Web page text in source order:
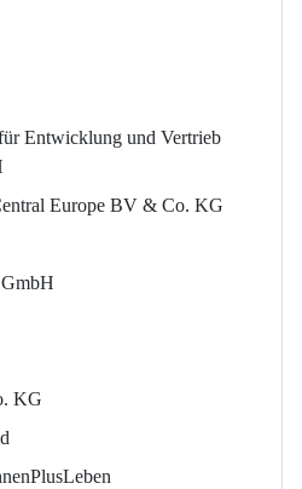
Entwicklung und Vertrieb
Europe BV & Co. KG
KG